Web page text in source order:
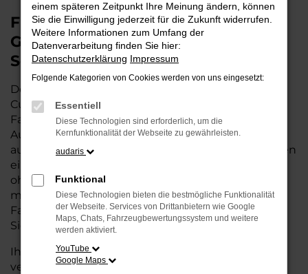
Finden Sie Ihren VW T-Roc
Gebrauchtwagen für Cuxhaven bei
Schmidt + Koch
Der VW T-Roc ist die perfekte Wahl für alle in
Cuxhaven, die ein zuverlässiges und modernes
Fahrzeug suchen.Mit seiner erstklassigen
Ausstattung, der niedrigen Laufleistung und der
ausgezeichneten Pflege ist dieser Gebrauchtwagen
eine kostengünstige Alternative zum Neuwagen,
ohne auf Komfort und Qualität verzichten zu
müssen. Ob im Stadtverkehr oder für längere
Fahrten, der T-Roc überzeugt durch Fahrkomfort,
Sicherheit und Wirtschaftlichkeit.
Ihr VW Autohaus in Cuxhaven ist Ihr
vertrauenswürdiger Partner, wenn es um
einem späteren Zeitpunkt Ihre Meinung ändern, können
Sie die Einwilligung jederzeit für die Zukunft widerrufen.
Weitere Informationen zum Umfang der
Datenverarbeitung finden Sie hier:
Datenschutzerklärung Impressum
Folgende Kategorien von Cookies werden von uns eingesetzt:
Essentiell
Diese Technologien sind erforderlich, um die
Kernfunktionalität der Webseite zu gewährleisten.
audaris
Funktional
Diese Technologien bieten die bestmögliche Funktionalität
der Webseite. Services von Drittanbietern wie Google
Maps, Chats, Fahrzeugbewertungssystem und weitere
werden aktiviert.
YouTube
Google Maps